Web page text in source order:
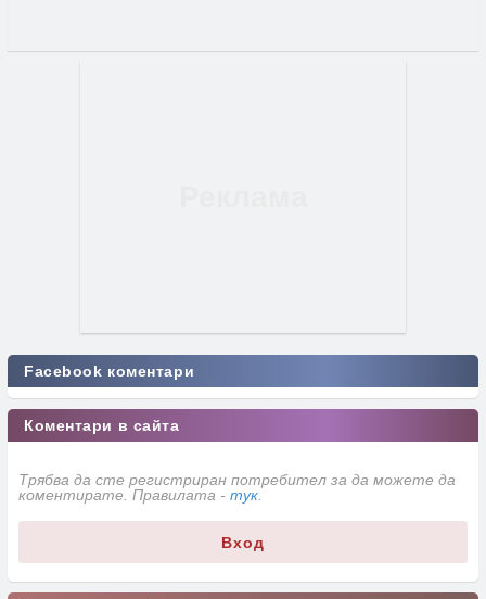
Facebook коментари
Коментари в сайта
Трябва да сте регистриран потребител за да можете да
коментирате. Правилата - тук
Вход